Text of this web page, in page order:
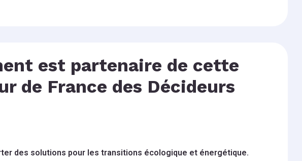
est partenaire de cette
de France des Décideurs
des solutions pour les transitions écologique et énergétique.